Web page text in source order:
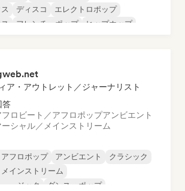
ディスコ
エレクトロポップ
フレンチ・ポップ ヒップホップ
ア・アウトレット／ジャーナリスト
答
フロビート／アフロポップアンビエント
ーシャル／メインストリーム
フロポップ アンビエント
クラシック
インストリーム
ージック
ダンス・ポップ